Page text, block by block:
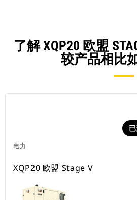
了解 XQP20 欧盟
较产品相比
电力
XQP20 欧盟 Stage V